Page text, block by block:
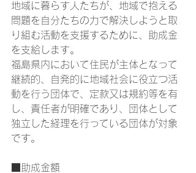
地域に暮らす人たちが、地域で抱える
問題を自分たちの力で解決しようと取
り組む活動を支援するために、助成金
を支給します。
福島県内において住民が主体となって
継続的、自発的に地域社会に役立つ活
動を行う団体で、定款又は規約等を有
し、責任者が明確であり、団体として
独立した経理を行っている団体が対象
です。
■助成金額